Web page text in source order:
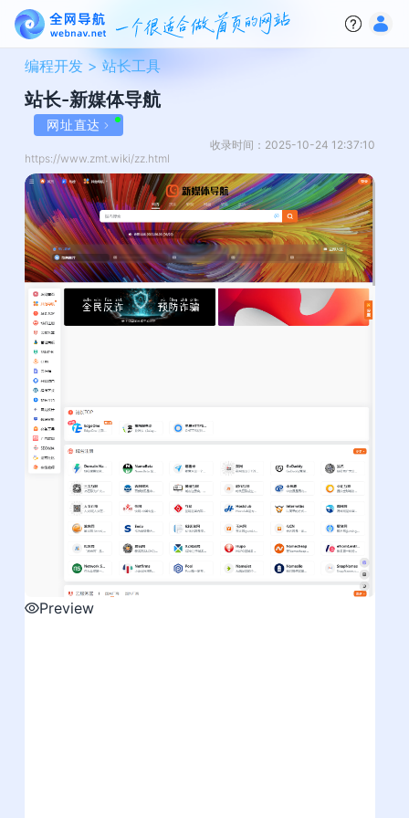
编程开发 >站长工具
站长-新媒体导航
网址直达
收录时间：2025-10-24 12:37:10
https://www.zmt.wiki/zz.html
Preview